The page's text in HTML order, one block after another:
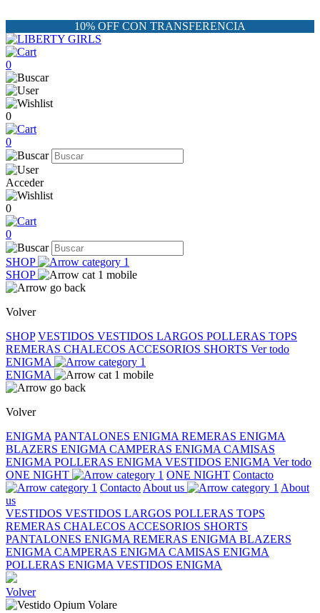
10% OFF CON TRANSFERENCIA
0
0
0
Acceder
0
0
SHOP
SHOP
Volver
SHOP VESTIDOS VESTIDOS LARGOS POLLERAS TOPS
REMERAS CHALECOS ACCESORIOS SHORTS Ver todo
ENIGMA
ENIGMA
Volver
ENIGMA PANTALONES ENIGMA REMERAS ENIGMA
BLAZERS ENIGMA CAMPERAS ENIGMA CAMISAS
ENIGMA POLLERAS ENIGMA VESTIDOS ENIGMA Ver todo
ONE NIGHT
ONE NIGHT Contacto
Contacto About us
About
us
VESTIDOS VESTIDOS LARGOS POLLERAS TOPS
REMERAS CHALECOS ACCESORIOS SHORTS
PANTALONES ENIGMA REMERAS ENIGMA BLAZERS
ENIGMA CAMPERAS ENIGMA CAMISAS ENIGMA
POLLERAS ENIGMA VESTIDOS ENIGMA
Volver